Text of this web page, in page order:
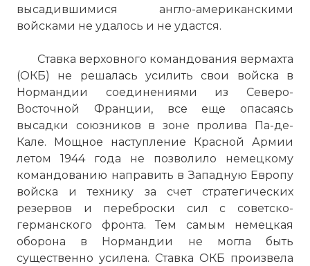
высадившимися англо-американскими
войсками не удалось и не удастся.
Ставка верховного командования вермахта
(ОКБ) не решалась усилить свои войска в
Нормандии соединениями из Северо-
Восточной Франции, все еще опасаясь
высадки союзников в зоне пролива Па-де-
Кале. Мощное наступление Красной Армии
летом 1944 года не позволило немецкому
командованию направить в Западную Европу
войска и технику за счет стратегических
резервов и переброски сил с советско-
германского фронта. Тем самым немецкая
оборона в Нормандии не могла быть
существенно усилена. Ставка ОКБ произвела